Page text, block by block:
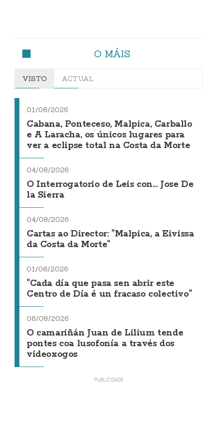
O MÁIS
VISTO ACTUAL
01/08/2026
Cabana, Ponteceso, Malpica, Carballo
e A Laracha, os únicos lugares para
ver a eclipse total na Costa da Morte
04/08/2026
O Interrogatorio de Leis con... Jose De
la Sierra
04/08/2026
Cartas ao Director: "Malpica, a Eivissa
da Costa da Morte"
01/08/2026
"Cada día que pasa sen abrir este
Centro de Día é un fracaso colectivo"
06/08/2026
O camariñán Juan de Lilium tende
pontes coa lusofonía a través dos
videoxogos